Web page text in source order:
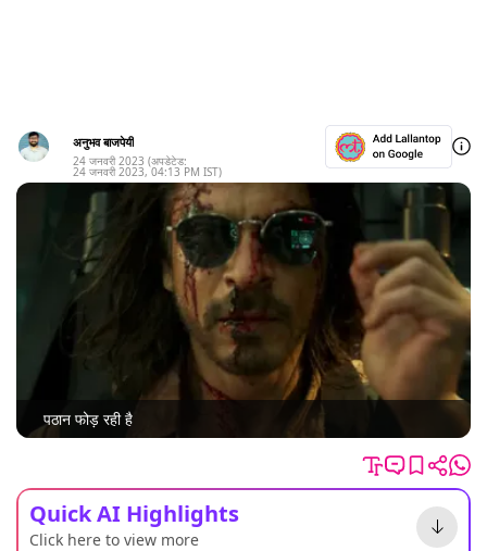
अनुभव बाजपेयी
24 जनवरी 2023 (अपडेटेड:
24 जनवरी 2023, 04:13 PM IST)
पठान फोड़ रही है
Quick AI Highlights
Click here to view more